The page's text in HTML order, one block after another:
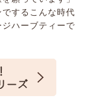
するこんな時代
ハーブティーで